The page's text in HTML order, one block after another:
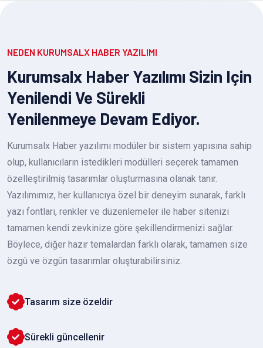
NEDEN KURUMSALX HABER YAZILIMI
Kurumsalx Haber Yazılımı Sizin Için
Yenilendi Ve Sürekli
Yenilenmeye Devam Ediyor.
Kurumsalx Haber yazılımı modüler bir sistem yapısına sahip
olup, kullanıcıların istedikleri modülleri seçerek tamamen
özelleştirilmiş tasarımlar oluşturmasına olanak tanır.
Yazılımımız, her kullanıcıya özel bir deneyim sunarak, farklı
yazı fontları, renkler ve düzenlemeler ile haber sitenizi
tamamen kendi zevkinize göre şekillendirmenizi sağlar.
Böylece, diğer hazır temalardan farklı olarak, tamamen size
özgü ve özgün tasarımlar oluşturabilirsiniz.
Tasarım size özeldir
Sürekli güncellenir